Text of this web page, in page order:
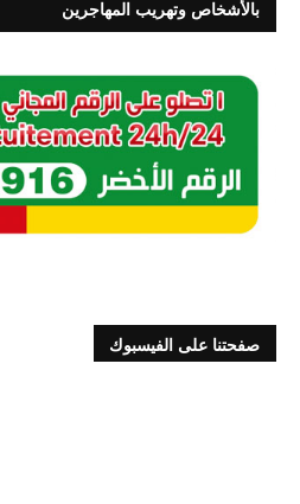
بالأشخاص وتهريب المهاجرين
صفحتنا على الفيسبوك